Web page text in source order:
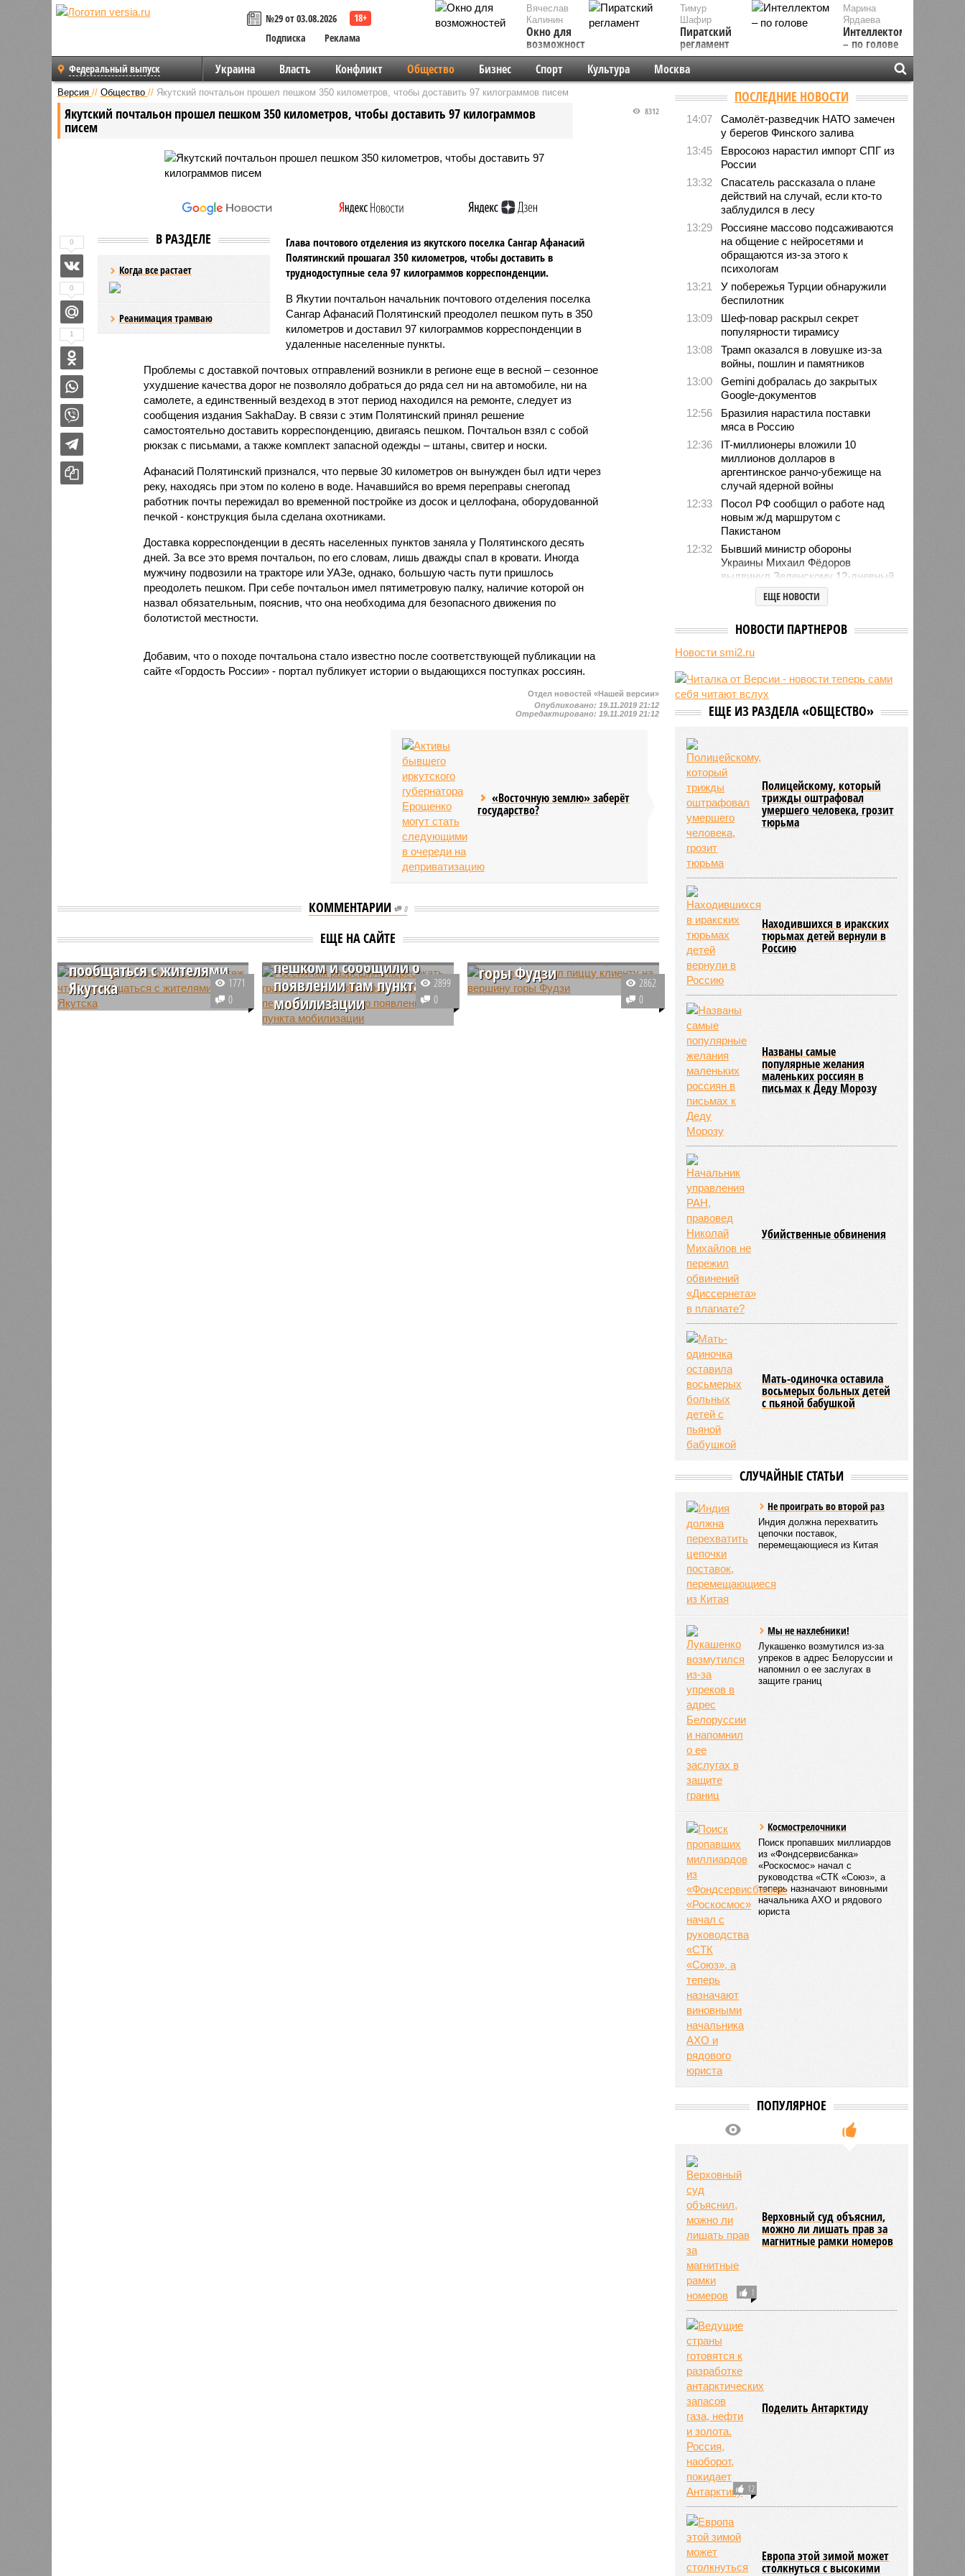
№29 от 03.08.2026
Подписка
Реклама
Вячеслав
Калинин
Окно для
возможностей
Марина
Ярдаева
Интеллектом
– по голове
Тимур
Шафир
Пиратский
регламент
Федеральный выпуск Украина Власть Конфликт Общество Бизнес Спорт Культура Москва
Версия // Общество // Якутский почтальон прошел пешком 350 километров, чтобы доставить 97 килограммов писем
Якутский почтальон прошел пешком 350 километров, чтобы доставить 97 килограммов
писем
8312
В РАЗДЕЛЕ
Когда все растает
Реанимация трамваю
Глава почтового отделения из якутского поселка Сангар Афанасий
Полятинский прошагал 350 километров, чтобы доставить в
труднодоступные села 97 килограммов корреспонденции.
В Якутии почтальон начальник почтового отделения поселка
Сангар Афанасий Полятинский преодолел пешком путь в 350
километров и доставил 97 килограммов корреспонденции в
удаленные населенные пункты.
Проблемы с доставкой почтовых отправлений возникли в регионе еще в весной – сезонное
ухудшение качества дорог не позволяло добраться до ряда сел ни на автомобиле, ни на
самолете, а единственный вездеход в этот период находился на ремонте, следует из
сообщения издания SakhaDay. В связи с этим Полятинский принял решение
самостоятельно доставить корреспонденцию, двигаясь пешком. Почтальон взял с собой
рюкзак с письмами, а также комплект запасной одежды – штаны, свитер и носки.
Афанасий Полятинский признался, что первые 30 километров он вынужден был идти через
реку, находясь при этом по колено в воде. Начавшийся во время переправы снегопад
работник почты пережидал во временной постройке из досок и целлофана, оборудованной
печкой - конструкция была сделана охотниками.
Доставка корреспонденции в десять населенных пунктов заняла у Полятинского десять
дней. За все это время почтальон, по его словам, лишь дважды спал в кровати. Иногда
мужчину подвозили на тракторе или УАЗе, однако, большую часть пути пришлось
преодолеть пешком. При себе почтальон имел пятиметровую палку, наличие которой он
назвал обязательным, пояснив, что она необходима для безопасного движения по
болотистой местности.
Добавим, что о походе почтальона стало известно после соответствующей публикации на
сайте «Гордость России» - портал публикует истории о выдающихся поступках россиян.
0
0
1
Отдел новостей «Нашей версии»
Опубликовано: 19.11.2019 21:12
Отредактировано: 19.11.2019 21:12
«Восточную землю» заберёт
государство?
КОММЕНТАРИИ 0
ЕЩЕ НА САЙТЕ
Владимир Путин
пообщаться с жителями
Якутска
Президент России Владимир
1771
0
Россиянам разрешили
пересекать границу на
КПП «Верхний Ларс»
пешком и сообщили о
появлении там пункта
мобилизации
Из-за огромного наплыва
2899
0
Курьер доставил пиццу
горы Фудзи
Японский курьер пять часов
поднимался на вершину горы
2862
0
ПОСЛЕДНИЕ НОВОСТИ
14:07
Самолёт-разведчик НАТО замечен
у берегов Финского залива
13:45
Евросоюз нарастил импорт СПГ из
России
13:32
Спасатель рассказала о плане
действий на случай, если кто-то
заблудился в лесу
13:29
Россияне массово подсаживаются
на общение с нейросетями и
обращаются из-за этого к
психологам
13:21
У побережья Турции обнаружили
беспилотник
13:09
Шеф-повар раскрыл секрет
популярности тирамису
13:08
Трамп оказался в ловушке из-за
войны, пошлин и памятников
13:00
Gemini добралась до закрытых
Google-документов
12:56
Бразилия нарастила поставки
мяса в Россию
12:36
IT-миллионеры вложили 10
миллионов долларов в
аргентинское ранчо-убежище на
случай ядерной войны
12:33
Посол РФ сообщил о работе над
новым ж/д маршрутом с
Пакистаном
12:32
Бывший министр обороны
Украины Михаил Фёдоров
выдвинул Зеленскому 12-дневный
ультиматум
Удары США лишь замедлили
блогер передумал из-за реакции
11:43
Итальянские аграрии забили
тревогу из-за засухи
ЕЩЕ НОВОСТИ
НОВОСТИ ПАРТНЕРОВ
Новости smi2.ru
ЕЩЕ ИЗ РАЗДЕЛА «ОБЩЕСТВО»
Полицейскому, который
трижды оштрафовал
умершего человека, грозит
тюрьма
Находившихся в иракских
тюрьмах детей вернули в
Россию
Названы самые
популярные желания
маленьких россиян в
письмах к Деду Морозу
Убийственные обвинения
Мать-одиночка оставила
восьмерых больных детей
с пьяной бабушкой
СЛУЧАЙНЫЕ СТАТЬИ
Не проиграть во второй раз
Индия должна перехватить
цепочки поставок,
перемещающиеся из Китая
Мы не нахлебники!
Лукашенко возмутился из-за
упреков в адрес Белоруссии и
напомнил о ее заслугах в
защите границ
Космострелочники
Поиск пропавших миллиардов
из «Фондсервисбанка»
«Роскосмос» начал с
руководства «СТК «Союз», а
теперь назначают виновными
начальника АХО и рядового
юриста
ПОПУЛЯРНОЕ
1
Верховный суд объяснил,
можно ли лишать прав за
магнитные рамки номеров
12
Поделить Антарктиду
Европа этой зимой может
столкнуться с высокими